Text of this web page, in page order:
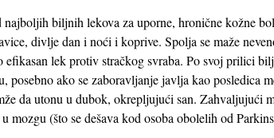
najboljih biljnih lekova za uporne, hronične kožne
divlje dan i noći i koprive. Spolja se maže
efikasan lek protiv stračkog svraba. Po svoj prilici
posebno ako se zaboravljanje javlja kao posledica
da utonu u dubok, okrepljujući san. Zahvaljujući
mozgu (što se dešava kod osoba obolelih od